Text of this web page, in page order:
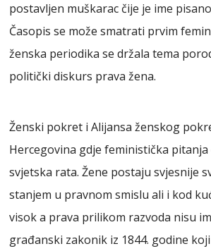
postavljen muškarac čije je ime
Časopis se može smatrati prvim
ženska periodika se držala tema
politički diskurs prava žena.
Ženski pokret i Alijansa ženskog
Hercegovina gdje feministička
svjetska rata. Žene postaju svjesnije
stanjem u pravnom smislu ali i kod
visok a prava prilikom razvoda nisu
građanski zakonik iz 1844. godine